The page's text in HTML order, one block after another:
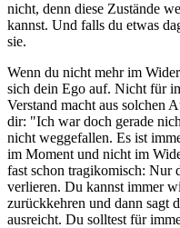
nicht, denn diese Zustände
kannst. Und falls du etwas
sie.
Wenn du nicht mehr im
sich dein Ego auf. Nicht für
Verstand macht aus solchen
dir: "Ich war doch gerade
nicht weggefallen. Es ist
im Moment und nicht im
fast schon tragikomisch: Nur
verlieren. Du kannst immer
zurückkehren und dann sagt
ausreicht. Du solltest für